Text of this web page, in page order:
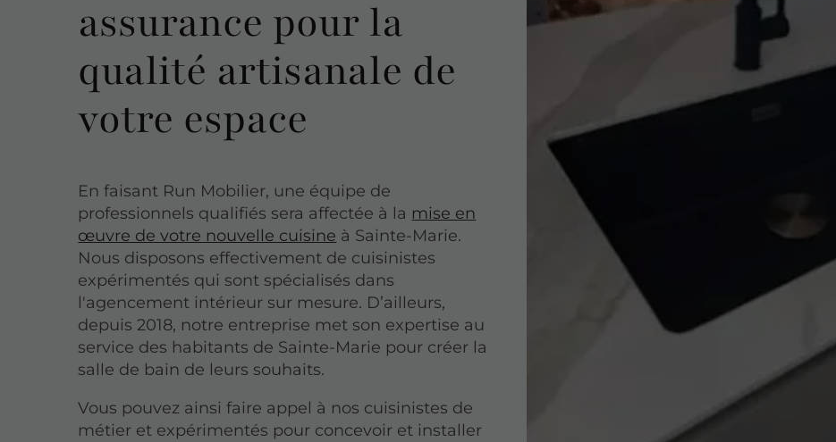
assurance pour la
qualité artisanale de
votre espace
En faisant Run Mobilier, une équipe de
professionnels qualifiés sera affectée à la mise en
œuvre de votre nouvelle cuisine à Sainte-Marie.
Nous disposons effectivement de cuisinistes
expérimentés qui sont spécialisés dans
l'agencement intérieur sur mesure. D’ailleurs,
depuis 2018, notre entreprise met son expertise au
service des habitants de Sainte-Marie pour créer la
salle de bain de leurs souhaits.
Vous pouvez ainsi faire appel à nos cuisinistes de
métier et expérimentés pour concevoir et installer